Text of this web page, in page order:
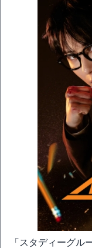
「スタディーグル